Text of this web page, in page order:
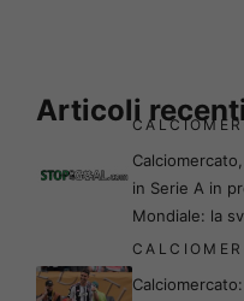
Articoli recenti
in Serie A in
Mondiale: la